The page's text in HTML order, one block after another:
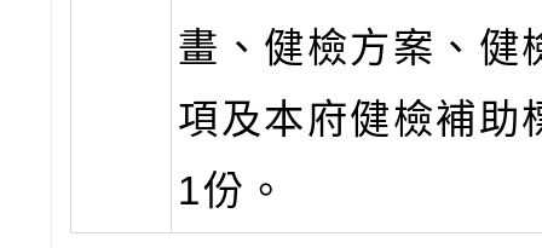
畫、健檢方案、健
項及本府健檢補助
1份。